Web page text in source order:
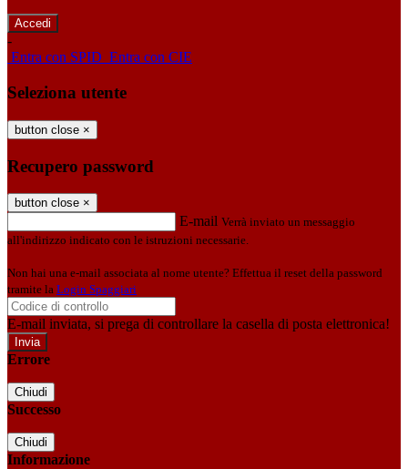
-
Entra con SPID Entra con CIE
Seleziona utente
button close ×
Recupero password
button close ×
E-mail Verrà inviato un messaggio
all'indirizzo indicato con le istruzioni necessarie.
Non hai una e-mail associata al nome utente? Effettua il reset della password
tramite la Login Spaggiari
E-mail inviata, si prega di controllare la casella di posta elettronica!
Errore
Chiudi
Successo
Chiudi
Informazione